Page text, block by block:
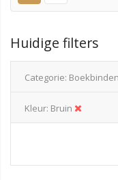
Huidige filters
Categorie
Kleur Bruin